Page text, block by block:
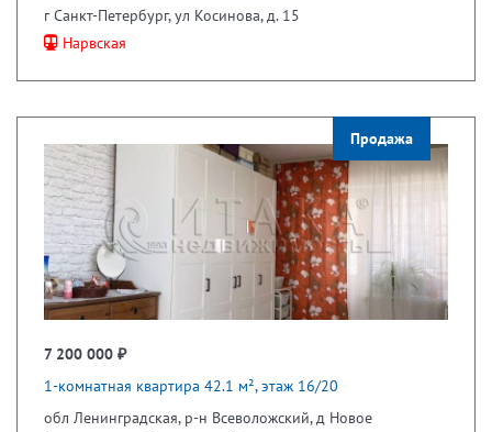
г Санкт-Петербург, ул Косинова, д. 15
Нарвская
Продажа
7 200 000 ₽
1-комнатная квартира 42.1 м², этаж 16/20
обл Ленинградская, р-н Всеволожский, д Новое